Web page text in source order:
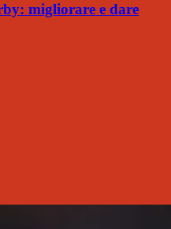
migliorare e dare